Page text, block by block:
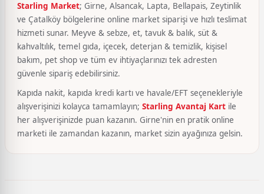
Starling Market; Girne, Alsancak, Lapta, Bellapais, Zeytinlik
ve Çatalköy bölgelerine online market siparişi ve hızlı teslimat
hizmeti sunar. Meyve & sebze, et, tavuk & balık, süt &
kahvaltılık, temel gıda, içecek, deterjan & temizlik, kişisel
bakım, pet shop ve tüm ev ihtiyaçlarınızı tek adresten
güvenle sipariş edebilirsiniz.
Kapıda nakit, kapıda kredi kartı ve havale/EFT seçenekleriyle
alışverişinizi kolayca tamamlayın; Starling Avantaj Kart ile
her alışverişinizde puan kazanın. Girne'nin en pratik online
marketi ile zamandan kazanın, market sizin ayağınıza gelsin.